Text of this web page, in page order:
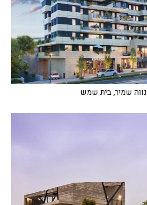
נווה שמיר, בית שמש